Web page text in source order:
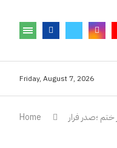
Friday, August 7, 2026
Home ختم ؛صدر فرار